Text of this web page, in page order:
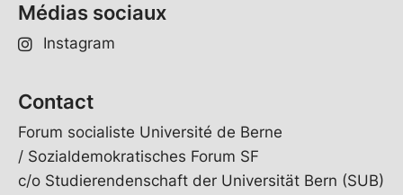
Médias sociaux
Instagram
Contact
Forum socialiste Université de Berne
/ Sozialdemokratisches Forum SF
c/o Studierendenschaft der Universität Bern (SUB)